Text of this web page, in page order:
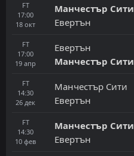
FT
17:00
18 окт
Манчестър Сити
Евертън
FT
17:00
19 апр
Евертън
Манчестър Сити
FT
14:30
26 дек
Манчестър Сити
Евертън
FT
14:30
10 фев
Манчестър Сити
Евертън